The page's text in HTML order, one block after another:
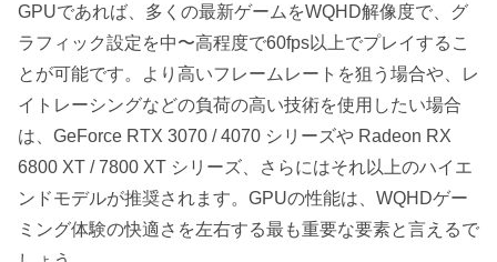
GPUであれば、多くの最新ゲームをWQHD解像度で、グ
ラフィック設定を中〜高程度で60fps以上でプレイするこ
とが可能です。より高いフレームレートを狙う場合や、レ
イトレーシングなどの負荷の高い技術を使用したい場合
は、GeForce RTX 3070 / 4070 シリーズや Radeon RX
6800 XT / 7800 XT シリーズ、さらにはそれ以上のハイエ
ンドモデルが推奨されます。GPUの性能は、WQHDゲー
ミング体験の快適さを左右する最も重要な要素と言えるで